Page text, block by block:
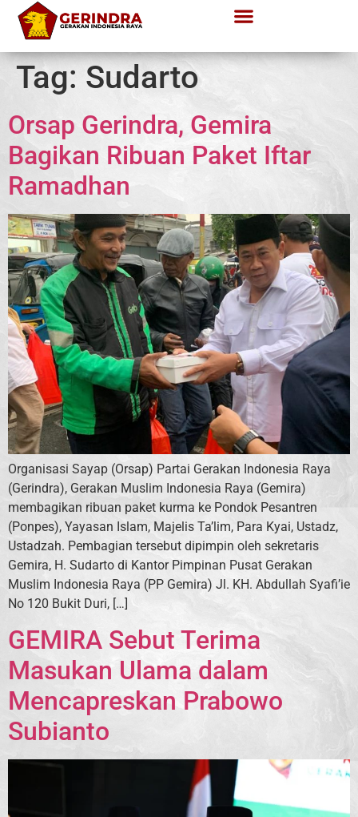
Tag: Sudarto
Orsap Gerindra, Gemira
Bagikan Ribuan Paket Iftar
Ramadhan
Organisasi Sayap (Orsap) Partai Gerakan Indonesia Raya
(Gerindra), Gerakan Muslim Indonesia Raya (Gemira)
membagikan ribuan paket kurma ke Pondok Pesantren
(Ponpes), Yayasan Islam, Majelis Ta’lim, Para Kyai, Ustadz,
Ustadzah. Pembagian tersebut dipimpin oleh sekretaris
Gemira, H. Sudarto di Kantor Pimpinan Pusat Gerakan
Muslim Indonesia Raya (PP Gemira) Jl. KH. Abdullah Syafi’ie
No 120 Bukit Duri, […]
GEMIRA Sebut Terima
Masukan Ulama dalam
Mencapreskan Prabowo
Subianto